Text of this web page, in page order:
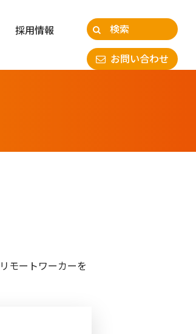
採用情報
お問い合わせ
モートワーカーを